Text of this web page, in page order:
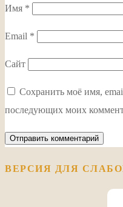
Имя *
Email *
Сайт
Сохранить моё имя,
последующих моих
ВЕРСИЯ ДЛЯ